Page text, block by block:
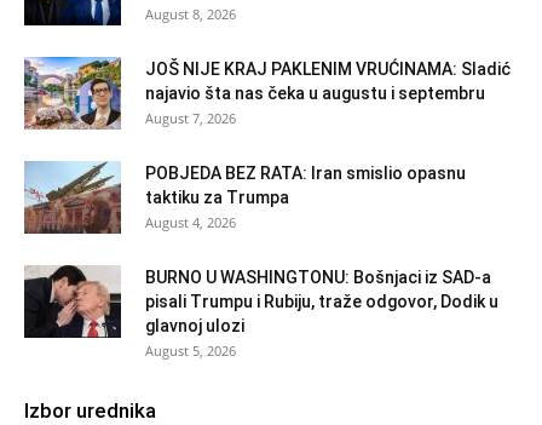
August 8, 2026
JOŠ NIJE KRAJ PAKLENIM VRUĆINAMA: Sladić
najavio šta nas čeka u augustu i septembru
August 7, 2026
POBJEDA BEZ RATA: Iran smislio opasnu
taktiku za Trumpa
August 4, 2026
BURNO U WASHINGTONU: Bošnjaci iz SAD-a
pisali Trumpu i Rubiju, traže odgovor, Dodik u
glavnoj ulozi
August 5, 2026
Izbor urednika